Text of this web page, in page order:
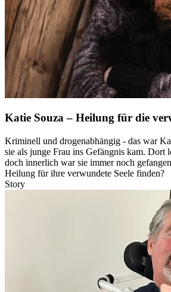
Katie Souza – Heilung für die
Kriminell und drogenabhängig - das war
sie als junge Frau ins Gefängnis kam. Dort
doch innerlich war sie immer noch
Heilung für ihre verwundete Seele finden?
Story